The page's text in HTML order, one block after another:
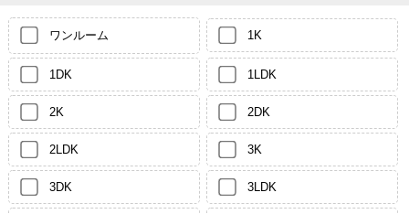
ワンルーム 1K
1DK 1LDK
2K 2DK
2LDK 3K
3DK 3LDK